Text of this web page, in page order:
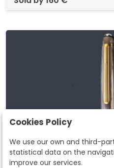
Cookies Policy
We use our own and third-
statistical data on the
improve our services.